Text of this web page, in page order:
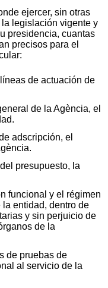
ejercer, sin otras
legislación vigente y
presidencia, cuantas
precisos para el
de actuación de
de la Agència, el
adscripción, el
presupuesto, la
funcional y el régimen
entidad, dentro de
y sin perjuicio de
de la
de pruebas de
al servicio de la